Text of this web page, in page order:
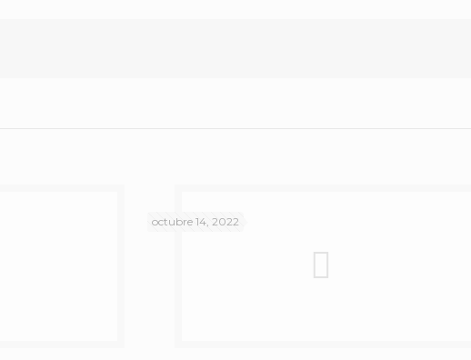
octubre 14, 2022